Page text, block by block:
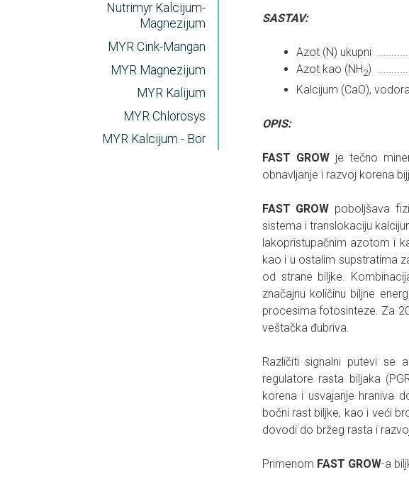
SASTAV:
Azot (N) ukupni
Azot kao (NH2)
Kalcijum (CaO),
OPIS:
FAST GROWje tečno
obnavljanje i razvoj korena
FAST GROW poboljšava
sistema i translokaciju
lakopristupačnim azotom i
kao i u ostalim supstratima
od strane biljke.
značajnu količinu biljne
procesima fotosinteze. Za
veštačka đubriva.
Različiti signalni putevi se
regulatore rasta biljaka
korena i usvajanje hraniva
bočni rast biljke, kao i veći
dovodi do bržeg rasta i
Primenom FAST GROW-a
Nutrimyr Kalcijum-
Magnezijum
MYR Cink-Mangan
MYR Magnezijum
MYR Kalijum
MYR Chlorosys
MYR Kalcijum - Bor